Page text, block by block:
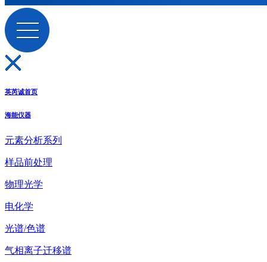
英芮诚首页
海能仪器
元素分析系列
样品前处理
物理光学
电化学
光谱/色谱
气相离子迁移谱